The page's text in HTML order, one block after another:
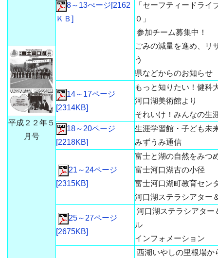
平成２２年５
月号
8～13ぺージ[2162
ＫＢ]
「セーフティードライ
０」
参加チーム募集中！
ごみの減量を進め、リ
う
県などからのお知らせ
14～17ページ
[2314KB]
もっと知りたい！健科
河口湖美術館より
それいけ！みんなの生
18～20ページ
[2218KB]
生涯学習館・子ども未
みずうみ通信
21～24ページ
[2315KB]
富士と湖の自然をみつ
富士河口湖古の小径
富士河口湖町教育セン
河口湖ステラシアター
25～27ページ
[2675KB]
河口湖ステラシアター
ル
インフォメーション
西湖いやしの里根場か